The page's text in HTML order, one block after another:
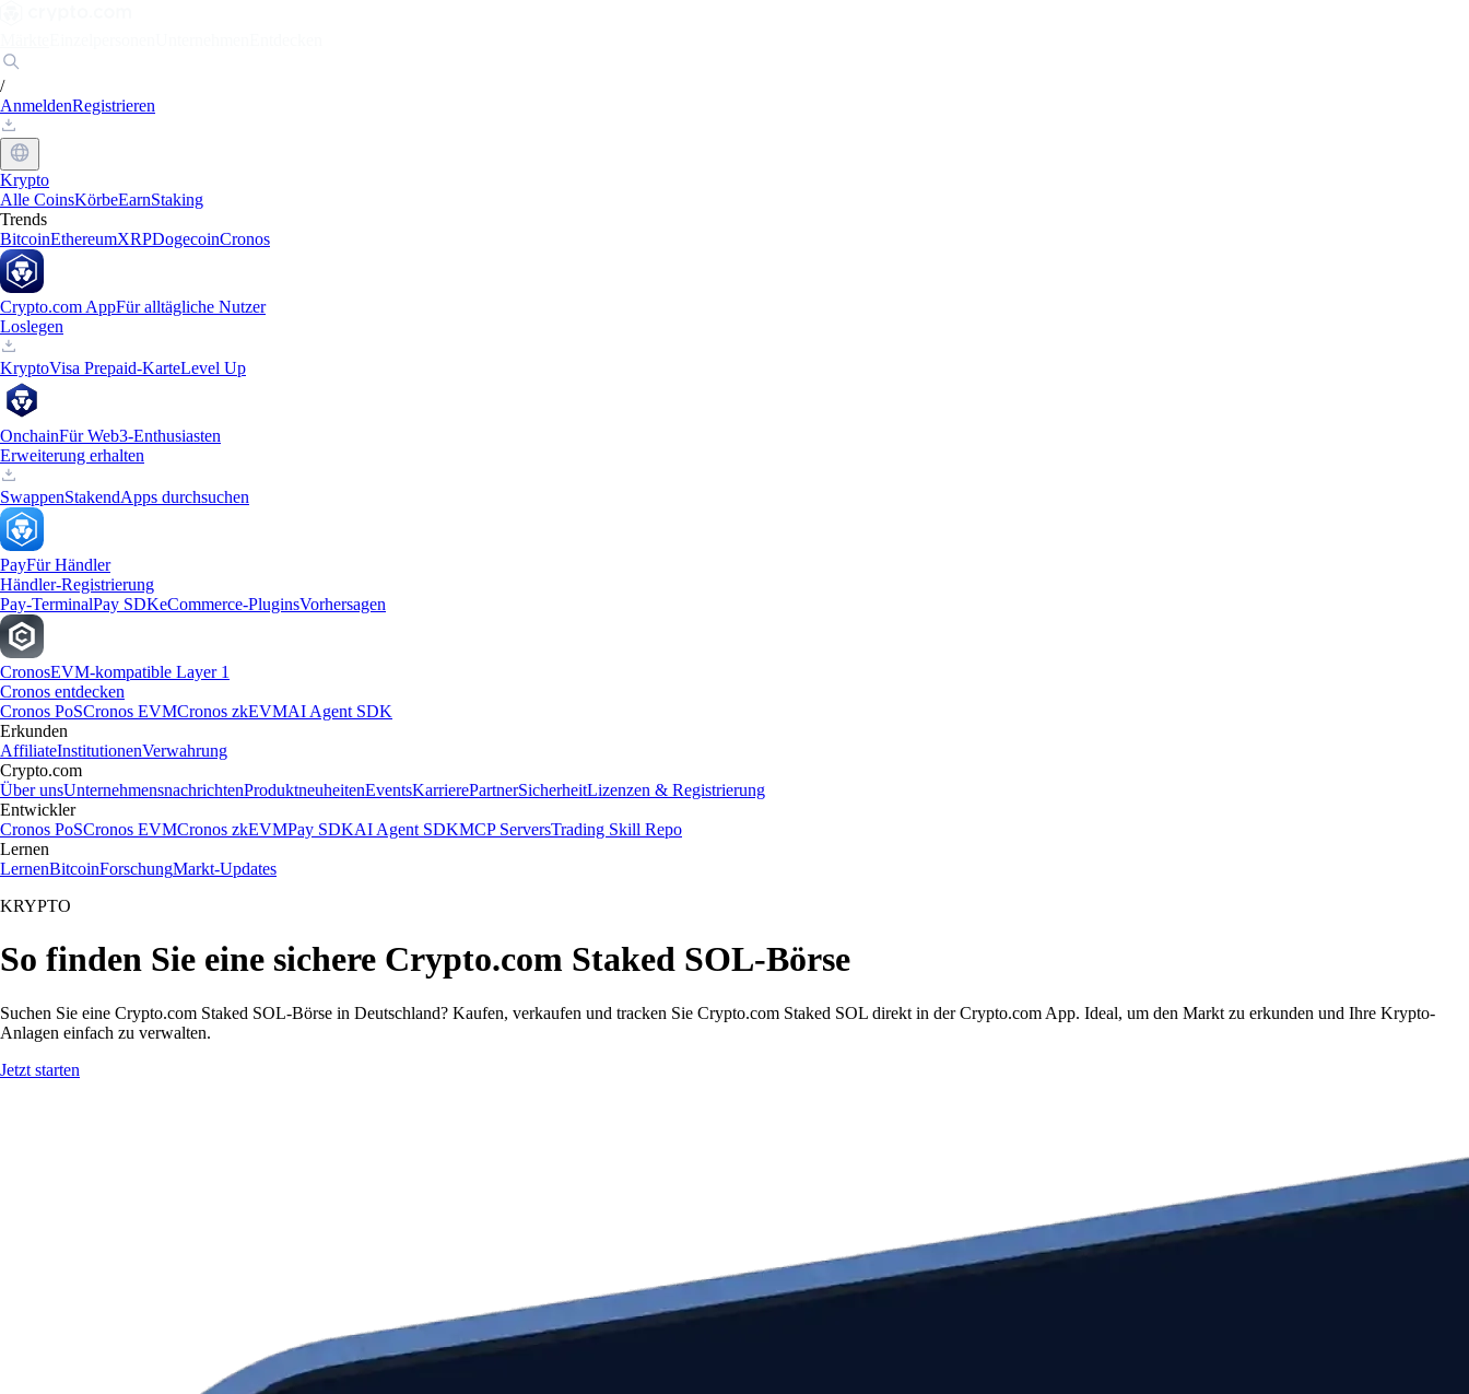
/
AnmeldenRegistrieren
Krypto
Alle CoinsKörbeEarnStaking
Trends
BitcoinEthereumXRPDogecoinCronos
Crypto.com AppFür alltägliche Nutzer
Loslegen
KryptoVisa Prepaid-KarteLevel Up
OnchainFür Web3-Enthusiasten
Erweiterung erhalten
SwappenStakendApps durchsuchen
PayFür Händler
Händler-Registrierung
Pay-TerminalPay SDKeCommerce-PluginsVorhersagen
CronosEVM-kompatible Layer 1
Cronos entdecken
Cronos PoSCronos EVMCronos zkEVMAI Agent SDK
Erkunden
AffiliateInstitutionenVerwahrung
Crypto.com
Über unsUnternehmensnachrichtenProduktneuheitenEventsKarrierePartnerSicherheitLizenzen & Registrierung
Entwickler
Cronos PoSCronos EVMCronos zkEVMPay SDKAI Agent SDKMCP ServersTrading Skill Repo
Lernen
LernenBitcoinForschungMarkt-Updates
KRYPTO
So finden Sie eine sichere Crypto.com Staked SOL-Börse
Suchen Sie eine Crypto.com Staked SOL-Börse in Deutschland? Kaufen, verkaufen und tracken Sie Crypto.com Staked SOL direkt in der Crypto.com App. Ideal, um den Markt zu erkunden und Ihre Krypto-
Anlagen einfach zu verwalten.
Jetzt starten